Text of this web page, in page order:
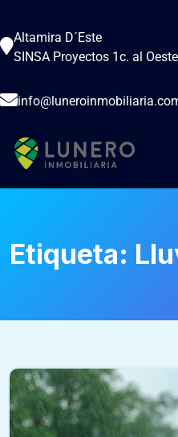
Altamira D´Este
SINSA Proyectos 1c. al
Etiqueta: